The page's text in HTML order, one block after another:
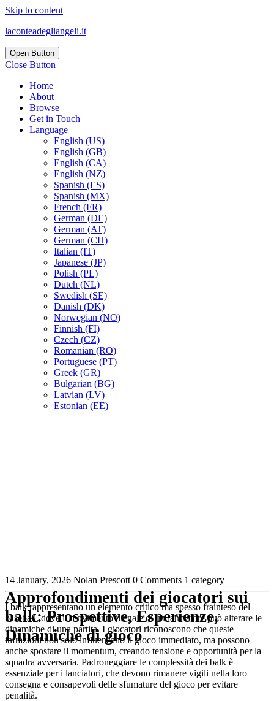
Skip to content
laconteadegliangeli.it
Open Button
Close Button
Home
About
Browse
Get in Touch
Language
English (US)
English (GB)
English (CA)
English (NZ)
Spanish (ES)
Spanish (MX)
French (FR)
German (DE)
German (AT)
German (CH)
Italian (IT)
Japanese (JP)
Polish (PL)
Dutch (NL)
Swedish (SE)
Danish (DK)
Norwegian (NO)
Finnish (FI)
Czech (CZ)
Romanian (RO)
Portuguese (PT)
Greek (GR)
Bulgarian (BG)
Latvian (LV)
Estonian (EE)
Approfondimenti dei giocatori sui
balk: Prospettive, Esperienze,
Dinamiche di gioco
14 January, 2026 Nolan Prescott 0 Comments 1 category
I balk rappresentano un elemento critico ma spesso frainteso del
baseball, dove il movimento illegale di un lanciatore può alterare le
dinamiche di una partita. I giocatori riconoscono che queste
infrazioni non solo influenzano il gioco immediato, ma possono
anche spostare il momentum, creando tensione e opportunità per la
squadra avversaria. Padroneggiare le complessità dei balk è
essenziale per i lanciatori, che devono rimanere vigili nella loro
consegna e consapevoli delle sfumature del gioco per evitare
penalità.